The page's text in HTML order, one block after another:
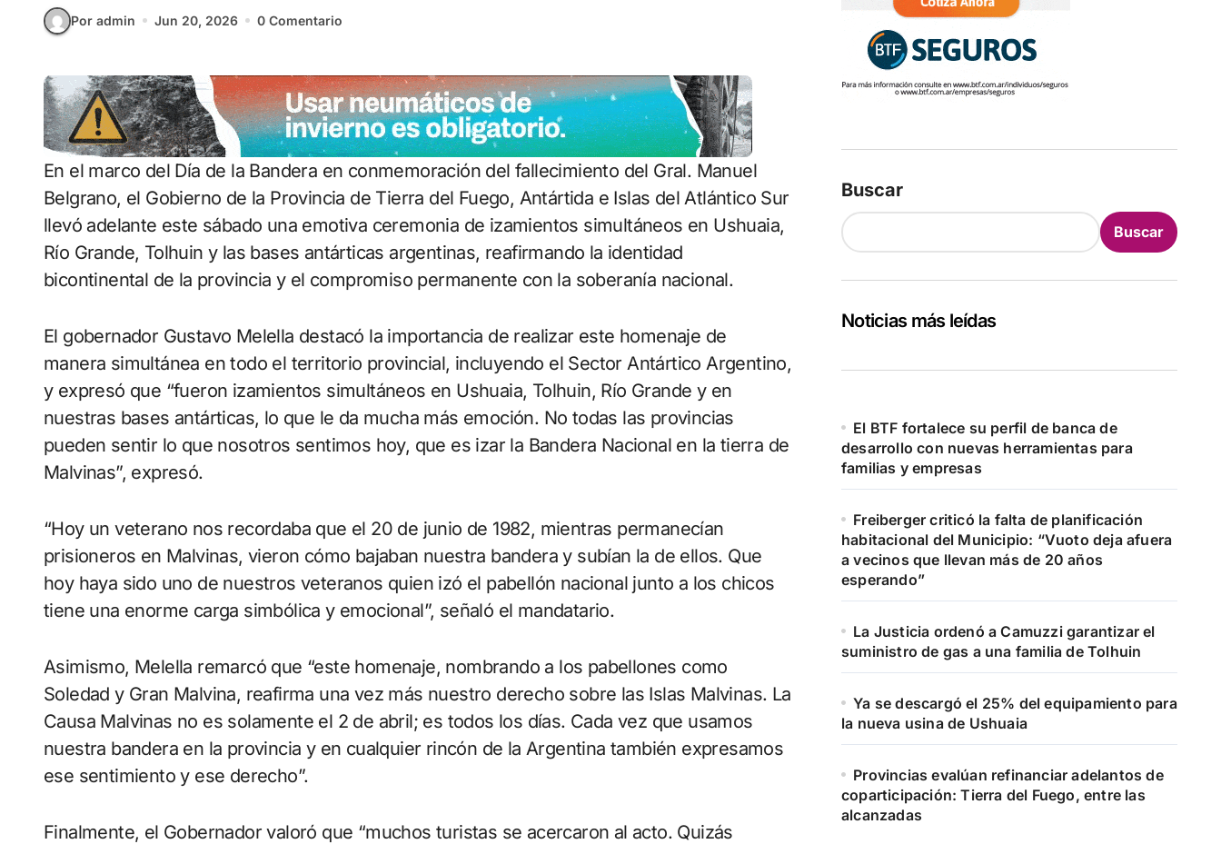
Por admin Jun 20, 2026 0 Comentario
En el marco del Día de la Bandera en conmemoración del fallecimiento del Gral. Manuel
Belgrano, el Gobierno de la Provincia de Tierra del Fuego, Antártida e Islas del Atlántico Sur
llevó adelante este sábado una emotiva ceremonia de izamientos simultáneos en Ushuaia,
Río Grande, Tolhuin y las bases antárticas argentinas, reafirmando la identidad
bicontinental de la provincia y el compromiso permanente con la soberanía nacional.
El gobernador Gustavo Melella destacó la importancia de realizar este homenaje de
manera simultánea en todo el territorio provincial, incluyendo el Sector Antártico Argentino,
y expresó que “fueron izamientos simultáneos en Ushuaia, Tolhuin, Río Grande y en
nuestras bases antárticas, lo que le da mucha más emoción. No todas las provincias
pueden sentir lo que nosotros sentimos hoy, que es izar la Bandera Nacional en la tierra de
Malvinas”, expresó.
“Hoy un veterano nos recordaba que el 20 de junio de 1982, mientras permanecían
prisioneros en Malvinas, vieron cómo bajaban nuestra bandera y subían la de ellos. Que
hoy haya sido uno de nuestros veteranos quien izó el pabellón nacional junto a los chicos
tiene una enorme carga simbólica y emocional”, señaló el mandatario.
Asimismo, Melella remarcó que “este homenaje, nombrando a los pabellones como
Soledad y Gran Malvina, reafirma una vez más nuestro derecho sobre las Islas Malvinas. La
Causa Malvinas no es solamente el 2 de abril; es todos los días. Cada vez que usamos
nuestra bandera en la provincia y en cualquier rincón de la Argentina también expresamos
ese sentimiento y ese derecho”.
Finalmente, el Gobernador valoró que “muchos turistas se acercaron al acto. Quizás
Buscar
Buscar
Noticias más leídas
El BTF fortalece su perfil de banca de
desarrollo con nuevas herramientas para
familias y empresas
Freiberger criticó la falta de planificación
habitacional del Municipio: “Vuoto deja afuera
a vecinos que llevan más de 20 años
esperando”
La Justicia ordenó a Camuzzi garantizar el
suministro de gas a una familia de Tolhuin
Ya se descargó el 25% del equipamiento para
la nueva usina de Ushuaia
Provincias evalúan refinanciar adelantos de
coparticipación: Tierra del Fuego, entre las
alcanzadas